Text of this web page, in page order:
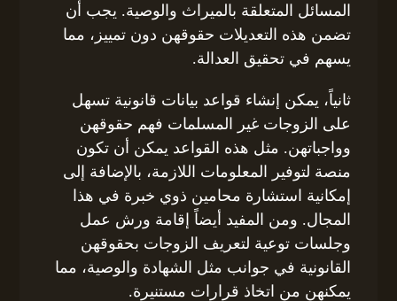
المسائل المتعلقة بالميراث والوصية. يجب أن
تضمن هذه التعديلات حقوقهن دون تمييز، مما
يسهم في تحقيق العدالة.
ثانياً، يمكن إنشاء قواعد بيانات قانونية تسهل
على الزوجات غير المسلمات فهم حقوقهن
وواجباتهن. مثل هذه القواعد يمكن أن تكون
منصة لتوفير المعلومات اللازمة، بالإضافة إلى
إمكانية استشارة محامين ذوي خبرة في هذا
المجال. ومن المفيد أيضاً إقامة ورش عمل
وجلسات توعية لتعريف الزوجات بحقوقهن
القانونية في جوانب مثل الشهادة والوصية، مما
يمكنهن من اتخاذ قرارات مستنيرة.